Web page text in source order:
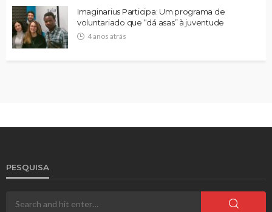
Imaginarius Participa: Um programa de
voluntariado que “dá asas” à juventude
4 anos atrás
PESQUISA